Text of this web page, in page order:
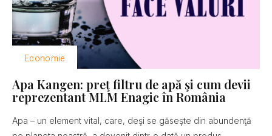
Economie
Apa Kangen: preţ filtru de apă şi cum devii
reprezentant MLM Enagic în România
Apa – un element vital, care, deşi se găseşte din abundenţă